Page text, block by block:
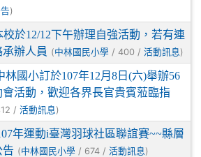
)
校於12/12下午辦理自強活動，若有連
辦人員 (中林國民小學 / 400 / 活動訊息 )
林國小訂於107年12月8日(六)舉辦56
活動，歡迎各界長官貴賓蒞臨指
/ 活動訊息 )
年運動i臺灣羽球社區聯誼賽~~縣層
告 (中林國民小學 / 674 / 活動訊息 )